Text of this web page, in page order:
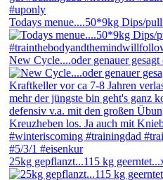
Todays menue....50*9kg Dips/
New Cycle....oder genauer
25kg gepflanzt...115 kg